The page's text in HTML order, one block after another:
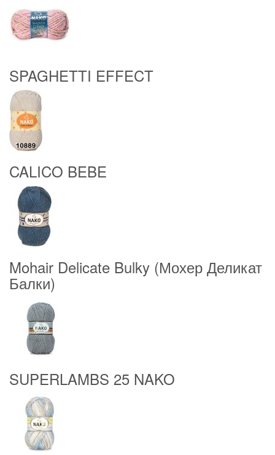
SPAGHETTI EFFECT
CALICO BEBE
Mohair Delicate Bulky (Мохер Деликат
Балки)
SUPERLAMBS 25 NAKO